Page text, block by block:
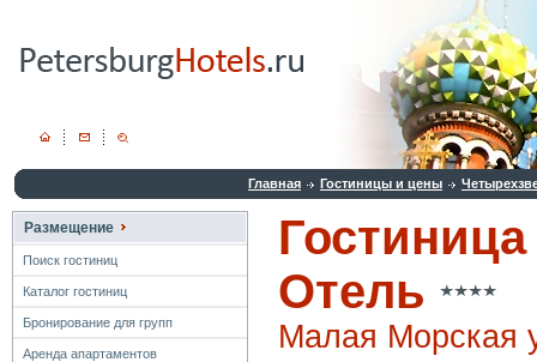
Главная Гостиницы и цены
Размещение
Поиск гостиниц
Каталог гостиниц
Бронирование для групп
Аренда апартаментов
Отель
Малая Морская